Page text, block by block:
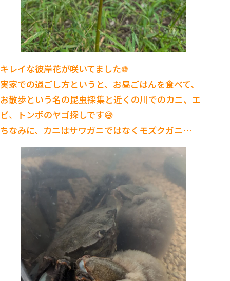
キレイな彼岸花が咲いてました❁
実家での過ごし方というと、お昼ごはんを食べて、
お散歩という名の昆虫採集と近くの川でのカニ、エ
ビ、トンボのヤゴ探しです😅
ちなみに、カニはサワガニではなくモズクガニ…